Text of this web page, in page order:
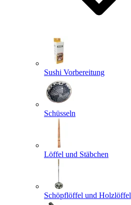
Sushi Vorbereitung
Schüsseln
Löffel und Stäbchen
Schöpflöffel und Holzlöffel